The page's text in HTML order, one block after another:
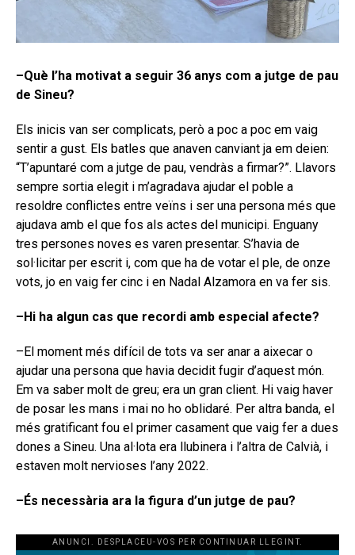
–Què l’ha motivat a seguir 36 anys com a jutge de pau
de Sineu?
Els inicis van ser complicats, però a poc a poc em vaig
sentir a gust. Els batles que anaven canviant ja em deien:
“T’apuntaré com a jutge de pau, vendràs a firmar?”. Llavors
sempre sortia elegit i m’agradava ajudar el poble a
resoldre conflictes entre veïns i ser una persona més que
ajudava amb el que fos als actes del municipi. Enguany
tres persones noves es varen presentar. S’havia de
sol·licitar per escrit i, com que ha de votar el ple, de onze
vots, jo en vaig fer cinc i en Nadal Alzamora en va fer sis.
–Hi ha algun cas que recordi amb especial afecte?
–El moment més difícil de tots va ser anar a aixecar o
ajudar una persona que havia decidit fugir d’aquest món.
Em va saber molt de greu; era un gran client. Hi vaig haver
de posar les mans i mai no ho oblidaré. Per altra banda, el
més gratificant fou el primer casament que vaig fer a dues
dones a Sineu. Una al·lota era llubinera i l’altra de Calvià, i
estaven molt nervioses l’any 2022.
–És necessària ara la figura d’un jutge de pau?
ANUNCI. DESPLACEU-VOS PER CONTINUAR LLEGINT.